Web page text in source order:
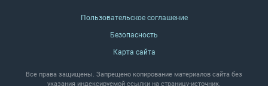
Пользовательское соглашение
Безопасность
Карта сайта
Все права защищены. Запрещено копирование материалов сайта без
указания индексируемой ссылки на страницу‑источник.